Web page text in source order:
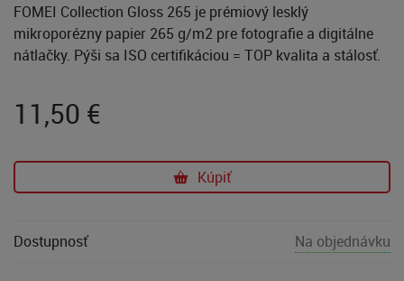
FOMEI Collection Gloss 265 je prémiový lesklý
mikroporézny papier 265 g/m2 pre fotografie a digitálne
nátlačky. Pýši sa ISO certifikáciou = TOP kvalita a stálosť.
11,50 €
Kúpiť
Dostupnosť Na objednávku